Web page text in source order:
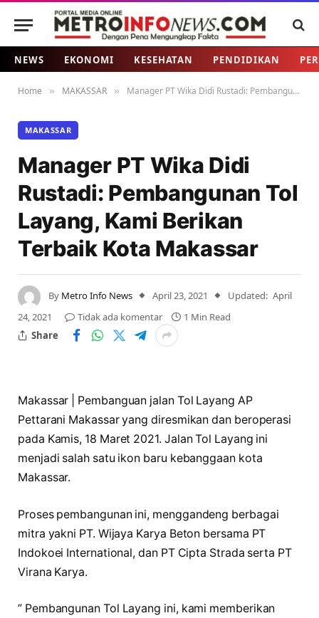
NEWS EKONOMI KESEHATAN PENDIDIKAN
Home » MAKASSAR » Manager PT Wika Didi Rustadi: Pembangunan Tol Layang, Kami Berikan Terbaik Kota Makassar
MAKASSAR
Manager PT Wika Didi
Rustadi: Pembangunan Tol
Layang, Kami Berikan
Terbaik Kota Makassar
By Metro Info News April 23, 2021 Updated: April
24, 2021
Tidak ada komentar
1 Min Read
Share
Makassar | Pembanguan jalan Tol Layang AP
Pettarani Makassar yang diresmikan dan beroperasi
pada Kamis, 18 Maret 2021. Jalan Tol Layang ini
menjadi salah satu ikon baru kebanggaan kota
Makassar.
Proses pembangunan ini, menggandeng berbagai
mitra yakni PT. Wijaya Karya Beton bersama PT
Indokoei International, dan PT Cipta Strada serta PT
Virana Karya.
” Pembangunan Tol Layang ini, kami memberikan